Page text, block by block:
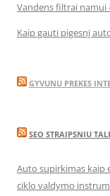
Vandens filtrai namui
Kaip gauti pigesnį
GYVUNU PREKES
SEO STRAIPSNIU
Auto supirkimas kaip
ciklo valdymo